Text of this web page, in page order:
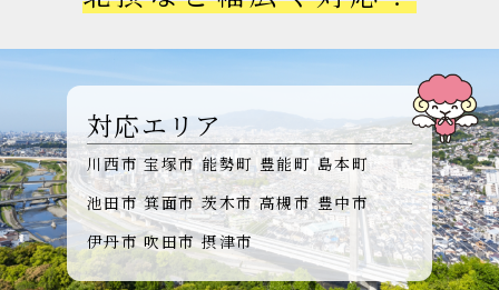
対応エリア
川西市 宝塚市 能勢町 豊能町 島本町
池田市 箕面市 茨木市 高槻市 豊中市
伊丹市 吹田市 摂津市